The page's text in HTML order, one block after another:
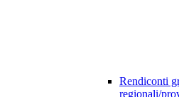
Rendiconti
regionali/